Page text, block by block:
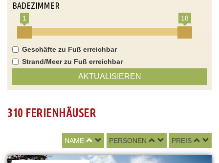
BADEZIMMER
1 18
Geschäfte zu Fuß erreichbar
Strand/Meer zu Fuß erreichbar
AKTUALISIEREN
310 FERIENHÄUSER
NAME PERSONEN PREIS